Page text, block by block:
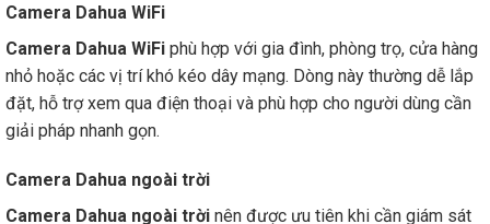
Camera Dahua WiFi
Camera Dahua WiFi phù hợp với gia đình, phòng trọ, cửa hàng
nhỏ hoặc các vị trí khó kéo dây mạng. Dòng này thường dễ lắp
đặt, hỗ trợ xem qua điện thoại và phù hợp cho người dùng cần
giải pháp nhanh gọn.
Camera Dahua ngoài trời
Camera Dahua ngoài trời nên được ưu tiên khi cần giám sát